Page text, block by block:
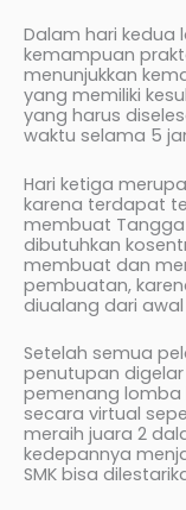
Dalam hari kedua
kemampuan
menunjukkan
yang memiliki
yang harus
waktu selama 5
Hari ketiga
karena terdapat
membuat Tangga
dibutuhkan
membuat dan
pembuatan,
diualang dari awal
Setelah semua
penutupan
pemenang lomba
secara virtual
meraih juara 2
kedepannya
SMK bisa